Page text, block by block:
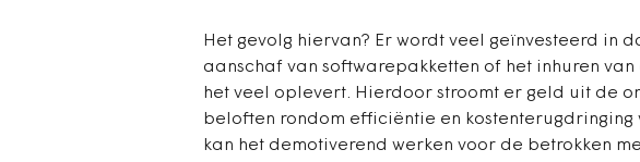
Het gevolg hiervan? Er wordt veel geïnvesteerd in
aanschaf van softwarepakketten of het inhuren
het veel oplevert. Hierdoor stroomt er geld uit de
beloften rondom efficiëntie en kostenterugdringing
kan het demotiverend werken voor de betrokken